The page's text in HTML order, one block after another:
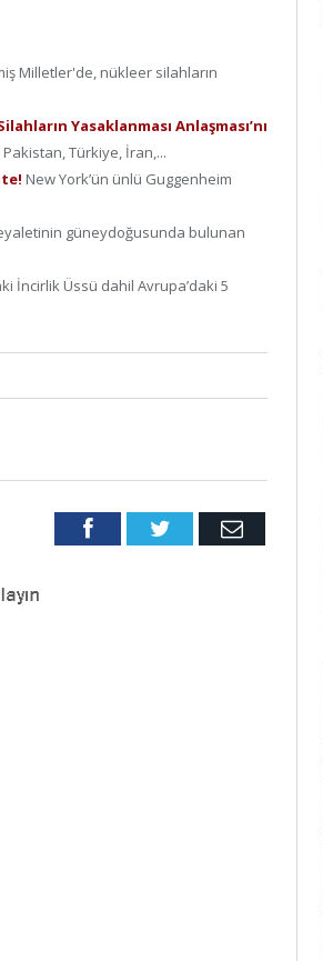
Milletler'de, nükleer silahların
Yasaklanması Anlaşması’nı
Türkiye, İran,...
New York’ün ünlü Guggenheim
güneydoğusunda bulunan
İncirlik Üssü dahil Avrupa’daki 5
FacebookTwitter Email